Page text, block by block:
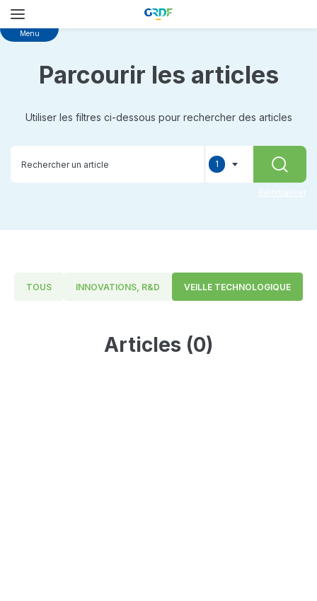
Skip
Menu
Parcourir les articles
Utiliser les filtres ci-dessous pour rechercher des articles
1
Réinitialiser
TOUS INNOVATIONS, R&D VEILLE TECHNOLOGIQUE
Articles (0)